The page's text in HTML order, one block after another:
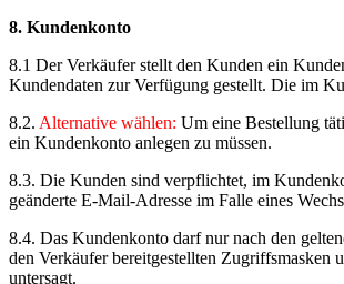
8. Kundenkonto
8.1 Der Verkäufer stellt den Kunden ein
Kundendaten zur Verfügung gestellt. Die im
8.2. Alternative wählen: Um eine Bestellung
ein Kundenkonto anlegen zu müssen.
8.3. Die Kunden sind verpflichtet, im
geänderte E-Mail-Adresse im Falle eines
8.4. Das Kundenkonto darf nur nach den
den Verkäufer bereitgestellten Zugriffsmasken
untersagt.